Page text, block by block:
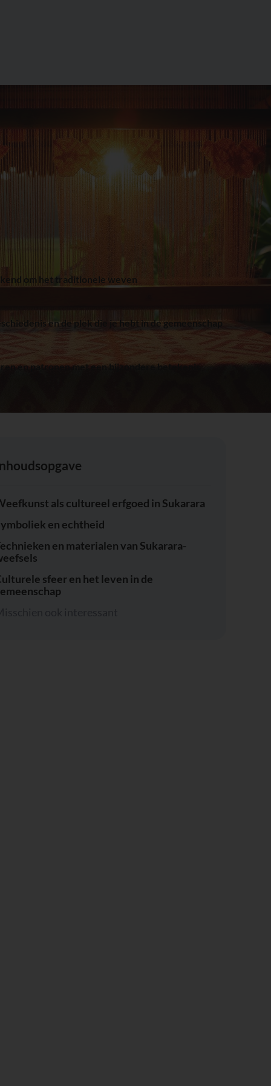
om het traditionele weven
en de plek die je hebt in de gemeenschap
en patronen met een bijzondere betekenis
als cultureel erfgoed in Sukarara
en echtheid
en materialen van Sukarara-
sfeer en het leven in de